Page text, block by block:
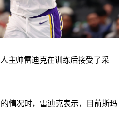
主帅雷迪克在训练后接受了采
情况时，雷迪克表示，目前斯玛